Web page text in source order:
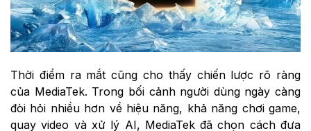
Thời điểm ra mắt cũng cho thấy chiến lược rõ ràng
của MediaTek. Trong bối cảnh người dùng ngày càng
đòi hỏi nhiều hơn về hiệu năng, khả năng chơi game,
quay video và xử lý AI, MediaTek đã chọn cách đưa